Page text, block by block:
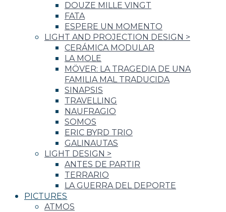
DOUZE MILLE VINGT
FATA
ESPERE UN MOMENTO
LIGHT AND PROJECTION DESIGN >
CERÁMICA MODULAR
LA MOLE
MÖVER: LA TRAGEDIA DE UNA
FAMILIA MAL TRADUCIDA
SINAPSIS
TRAVELLING
NAUFRAGIO
SOMOS
ERIC BYRD TRIO
GALINAUTAS
LIGHT DESIGN >
ANTES DE PARTIR
TERRARIO
LA GUERRA DEL DEPORTE
PICTURES
ATMOS